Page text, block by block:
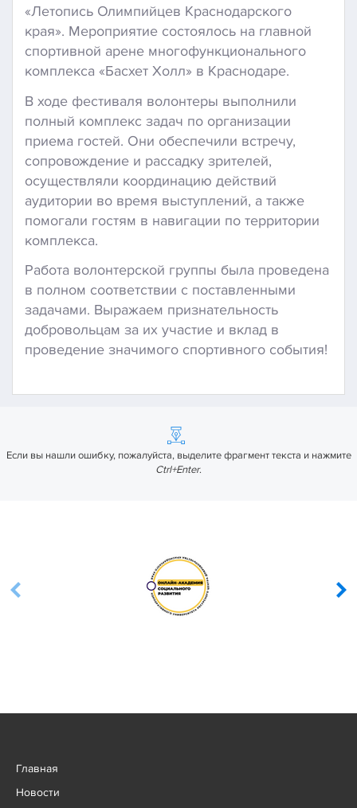
«Летопись Олимпийцев Краснодарского
края». Мероприятие состоялось на главной
спортивной арене многофункционального
комплекса «Басхет Холл» в Краснодаре.
В ходе фестиваля волонтеры выполнили
полный комплекс задач по организации
приема гостей. Они обеспечили встречу,
сопровождение и рассадку зрителей,
осуществляли координацию действий
аудитории во время выступлений, а также
помогали гостям в навигации по территории
комплекса.
Работа волонтерской группы была проведена
в полном соответствии с поставленными
задачами. Выражаем признательность
добровольцам за их участие и вклад в
проведение значимого спортивного события!
Если вы нашли ошибку, пожалуйста, выделите фрагмент текста и нажмите
Ctrl+Enter.
Главная
Новости